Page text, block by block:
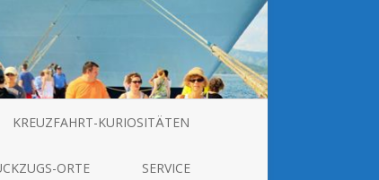
KREUZFAHRT-KURIOSITÄTEN
ORTE SERVICE